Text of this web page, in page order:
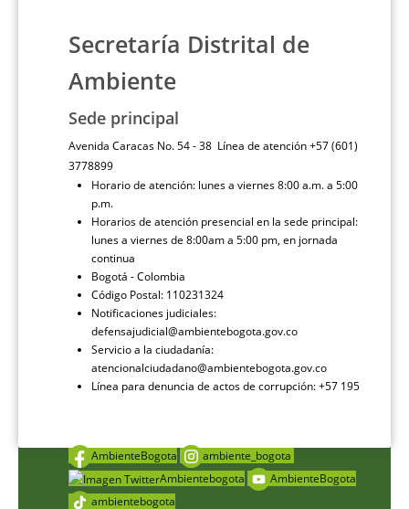
Secretaría Distrital de
Ambiente
Sede principal
Avenida Caracas No. 54 - 38 Línea de atención +57 (601)
3778899
Horario de atención: lunes a viernes 8:00 a.m. a 5:00
p.m.
Horarios de atención presencial en la sede principal:
lunes a viernes de 8:00am a 5:00 pm, en jornada
continua
Bogotá - Colombia
Código Postal: 110231324
Notificaciones judiciales:
defensajudicial@ambientebogota.gov.co
Servicio a la ciudadanía:
atencionalciudadano@ambientebogota.gov.co
Línea para denuncia de actos de corrupción: +57 195
AmbienteBogota
ambiente_bogota
Ambientebogota
AmbienteBogota
ambientebogota